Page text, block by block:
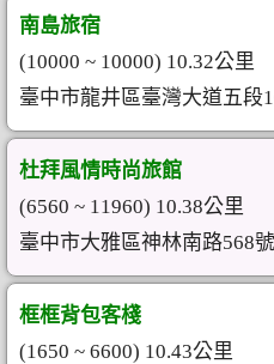
南島旅宿
(10000 ~ 10000) 10.32公里
臺中市龍井區臺灣大道五段
杜拜風情時尚旅館
(6560 ~ 11960) 10.38公里
臺中市大雅區神林南路568號
框框背包客棧
(1650 ~ 6600) 10.43公里